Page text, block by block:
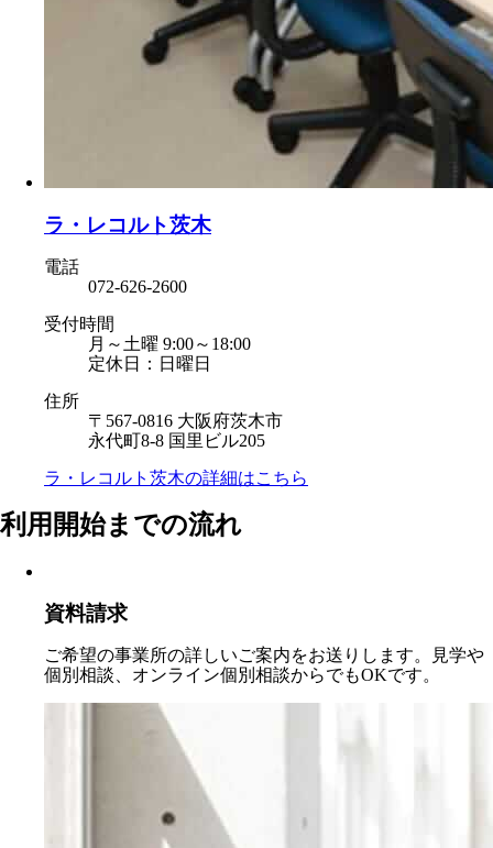
ラ・レコルト茨木
電話
072-626-2600
受付時間
月～土曜 9:00～18:00
定休日：日曜日
住所
〒567-0816 大阪府茨木市
永代町8-8 国里ビル205
ラ・レコルト茨木の詳細はこちら
利用開始までの流れ
資料請求
ご希望の事業所の詳しいご案内をお送りします。見学や
個別相談、オンライン個別相談からでもOKです。